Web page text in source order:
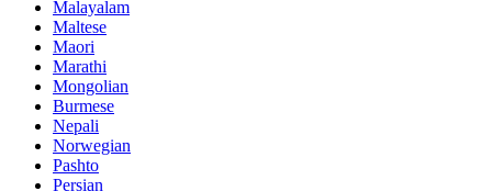
Malayalam
Maltese
Maori
Marathi
Mongolian
Burmese
Nepali
Norwegian
Pashto
Persian